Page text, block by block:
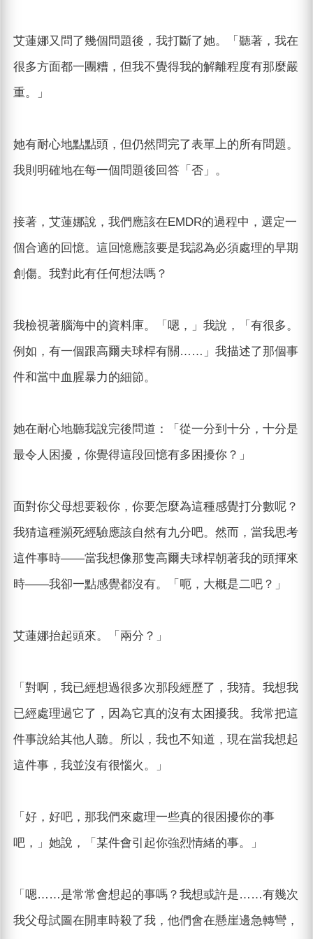
艾蓮娜又問了幾個問題後，我打斷了她。「聽著，我在
很多方面都一團糟，但我不覺得我的解離程度有那麼嚴
重。」
她有耐心地點點頭，但仍然問完了表單上的所有問題。
我則明確地在每一個問題後回答「否」。
接著，艾蓮娜說，我們應該在EMDR的過程中，選定一
個合適的回憶。這回憶應該要是我認為必須處理的早期
創傷。我對此有任何想法嗎？
我檢視著腦海中的資料庫。「嗯，」我說，「有很多。
例如，有一個跟高爾夫球桿有關……」我描述了那個事
件和當中血腥暴力的細節。
她在耐心地聽我說完後問道：「從一分到十分，十分是
最令人困擾，你覺得這段回憶有多困擾你？」
面對你父母想要殺你，你要怎麼為這種感覺打分數呢？
我猜這種瀕死經驗應該自然有九分吧。然而，當我思考
這件事時——當我想像那隻高爾夫球桿朝著我的頭揮來
時——我卻一點感覺都沒有。「呃，大概是二吧？」
艾蓮娜抬起頭來。「兩分？」
「對啊，我已經想過很多次那段經歷了，我猜。我想我
已經處理過它了，因為它真的沒有太困擾我。我常把這
件事說給其他人聽。所以，我也不知道，現在當我想起
這件事，我並沒有很惱火。」
「好，好吧，那我們來處理一些真的很困擾你的事
吧，」她說，「某件會引起你強烈情緒的事。」
「嗯……是常常會想起的事嗎？我想或許是……有幾次
我父母試圖在開車時殺了我，他們會在懸崖邊急轉彎，